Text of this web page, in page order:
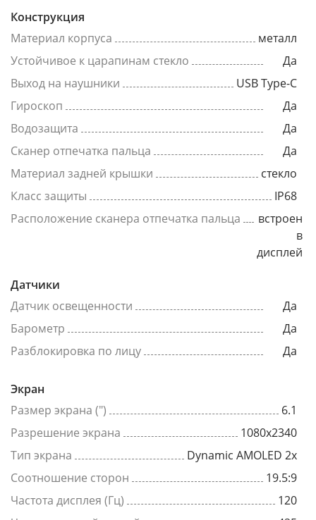
Конструкция
Материал корпуса
металл
Устойчивое к царапинам стекло
Да
Выход на наушники
USB Type-C
Гироскоп
Да
Водозащита
Да
Сканер отпечатка пальца
Да
Материал задней крышки
стекло
Класс защиты
IP68
Расположение сканера отпечатка пальца
встроен
в
дисплей
Датчики
Датчик освещенности
Да
Барометр
Да
Разблокировка по лицу
Да
Экран
Размер экрана (")
6.1
Разрешение экрана
1080x2340
Тип экрана
Dynamic AMOLED 2x
Соотношение сторон
19.5:9
Частота дисплея (Гц)
120